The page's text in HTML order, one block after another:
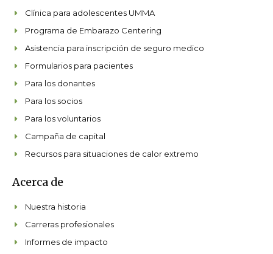
Clínica para adolescentes UMMA
Programa de Embarazo Centering
Asistencia para inscripción de seguro medico
Formularios para pacientes
Para los donantes
Para los socios
Para los voluntarios
Campaña de capital
Recursos para situaciones de calor extremo
Acerca de
Nuestra historia
Carreras profesionales
Informes de impacto